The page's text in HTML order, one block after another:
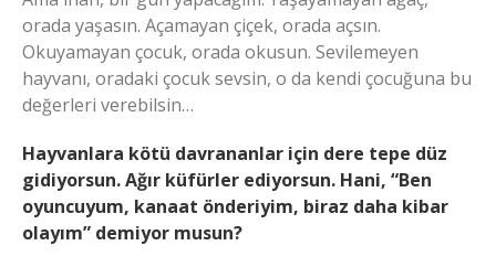
orada yaşasın. Açamayan çiçek, orada açsın.
Okuyamayan çocuk, orada okusun. Sevilemeyen
hayvanı, oradaki çocuk sevsin, o da kendi çocuğuna bu
değerleri verebilsin…
Hayvanlara kötü davrananlar için dere tepe düz
gidiyorsun. Ağır küfürler ediyorsun. Hani, “Ben
oyuncuyum, kanaat önderiyim, biraz daha kibar
olayım” demiyor musun?